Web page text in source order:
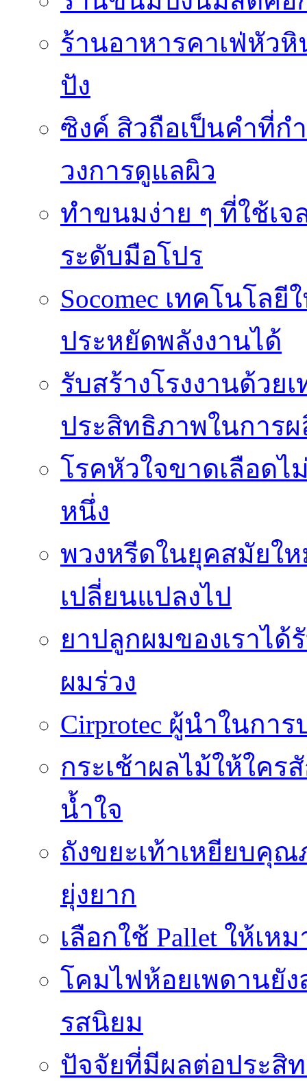
ร้านอาหารคาเฟ่หัว
ปัง
ซิงค์ สิวถือเป็นคำที่ก
วงการดูแลผิว
ทำขนมง่าย ๆ ที่ใช้เ
ระดับมือโปร
Socomec เทคโนโล
ประหยัดพลังงานได้
รับสร้างโรงงานด้วย
ประสิทธิภาพในการ
โรคหัวใจขาดเลือด
หนึ่ง
พวงหรีดในยุคสมัยใ
เปลี่ยนแปลงไป
ยาปลูกผมของเราไ
ผมร่วง
Cirprotec ผู้นำในกา
กระเช้าผลไม้ให้ใคร
น้ำใจ
ถังขยะเท้าเหยียบคุ
ยุ่งยาก
เลือกใช้ Pallet ให้เ
โคมไฟห้อยเพดานยั
รสนิยม
ปัจจัยที่มีผลต่อประสิ